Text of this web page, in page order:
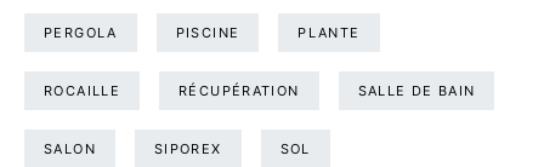
PERGOLA PISCINE PLANTE
ROCAILLE RÉCUPÉRATION SALLE DE BAIN
SALON SIPOREX SOL